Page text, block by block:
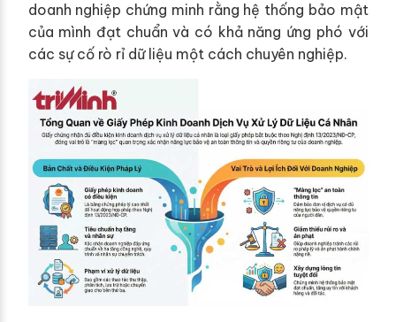
doanh nghiệp chứng minh rằng hệ thống bảo mật
của mình đạt chuẩn và có khả năng ứng phó với
các sự cố rò rỉ dữ liệu một cách chuyên nghiệp.